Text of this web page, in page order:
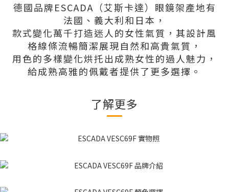
德國品牌ESCADA（艾斯卡達）眼鏡架產地有
法國、義大利和日本，
款式變化萬千打造迷人的女性氣質，其設計風
格線條流暢簡潔展現自然和高貴氣質，
用色的多樣變化烘托出成熟女性的過人魅力，
給成熟高雅的佩戴者提供了更多選擇。
了解更多